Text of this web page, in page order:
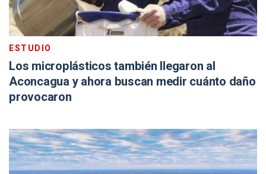
ESTUDIO
Los microplásticos también llegaron al
Aconcagua y ahora buscan medir cuánto daño
provocaron